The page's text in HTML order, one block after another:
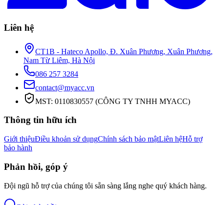
Liên hệ
CT1B - Hateco Apollo, Đ. Xuân Phương, Xuân Phương,
Nam Từ Liêm, Hà Nội
086 257 3284
contact@myacc.vn
MST: 0110830557 (CÔNG TY TNHH MYACC)
Thông tin hữu ích
Giới thiệuĐiều khoản sử dụngChính sách bảo mậtLiên hệHỗ trợ
bảo hành
Phản hồi, góp ý
Đội ngũ hỗ trợ của chúng tôi sẵn sàng lắng nghe quý khách hàng.